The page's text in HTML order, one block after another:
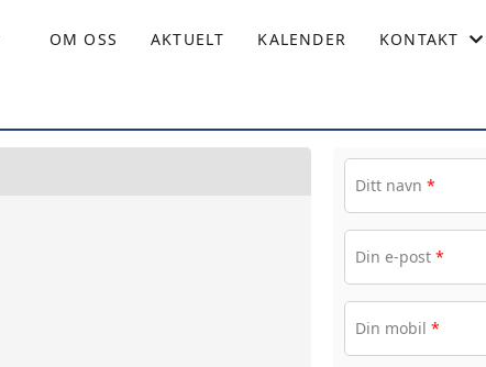
OM OSS AKTUELT KALENDER KONTAKT
STYRET
BLI MEDLEM
Ditt navn *
Din e-post *
Din mobil *